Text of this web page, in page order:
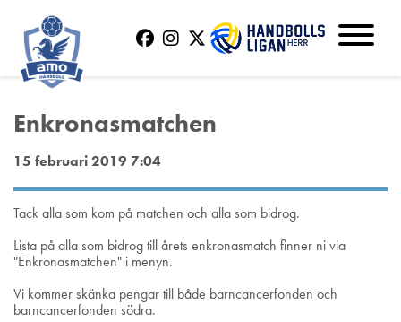
Enkronasmatchen
15 februari 2019 7:04
Tack alla som kom på matchen och alla som bidrog.
Lista på alla som bidrog till årets enkronasmatch finner ni via
"Enkronasmatchen" i menyn.
Vi kommer skänka pengar till både barncancerfonden och
barncancerfonden södra.